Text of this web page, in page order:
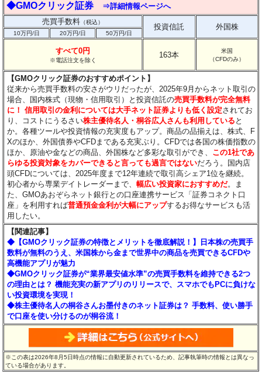
◆GMOクリック証券
⇒詳細情報ページへ
売買手数料 （税込）
投資信託 外国株
10万円/日 20万円/日 50万円/日
すべて0円
※電話注文を除く
163本
米国
（CFDのみ）
【GMOクリック証券のおすすめポイント】
従来から売買手数料の安さがウリだったが、2025年9月からネット取引の
場合、国内株式（現物・信用取引）と投資信託の売買手数料が完全無料
に！
信用取引の金利については大手ネット証券よりも低く設定されてお
り、コストにうるさい株主優待名人・桐谷広人さんも利用している と
か。各種ツールや投資情報の充実度もアップ。商品の品揃えは、株式、F
Xのほか、外国債券やCFDまである充実ぶり。CFDでは各国の株価指数の
ほか、原油や金などの商品、外国株など多彩な取引ができ、 この1社であ
らゆる投資対象をカバーできると言っても過言ではないだろう。国内店
頭CFDについては、2025年度まで12年連続で取引高シェア1位を継続。
初心者から専業デイトレーダーまで、幅広い投資家におすすめだ。ま
た、GMOあおぞらネット銀行との口座連携サービス「証券コネクト口
座」を利用すれば普通預金金利が大幅にアップするお得なサービスも活
用したい。
【関連記事】
◆【GMOクリック証券の特徴とメリットを徹底解説！】日本株の売買手
数料が無料のうえ、米国株から金まで世界中の商品を売買できるCFDや
高機能アプリが魅力
◆GMOクリック証券が“業界最安値水準”の売買手数料を維持できる2つ
の理由とは？ 機能充実の新アプリのリリースで、スマホでもPCに負けな
い投資環境を実現！
◆株主優待名人の桐谷さんお墨付きのネット証券は？ 手数料、使い勝手
で口座を使い分けるのが桐谷流！
※この表は2026年8月5日時点の情報に自動更新されているため、記事執筆時の情報とは異なっ
ている場合があります。